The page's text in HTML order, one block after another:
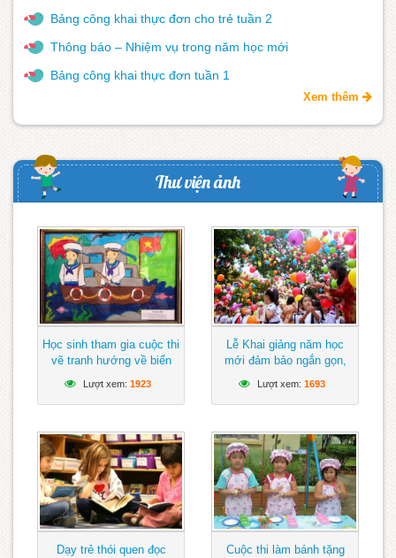
Bảng công khai thực đơn cho trẻ tuần 2
Thông báo – Nhiệm vụ trong năm học mới
Bảng công khai thực đơn tuần 1
Xem thêm
Thư viện ảnh
Học sinh tham gia cuộc thi
vẽ tranh hướng về biển
Lượt xem: 1923
Lễ Khai giảng năm học
mới đảm bảo ngắn gọn,
Lượt xem: 1693
Dạy trẻ thói quen đọc
Cuộc thi làm bánh tặng